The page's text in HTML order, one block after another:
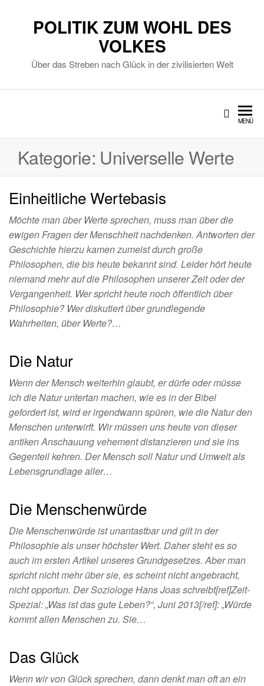
POLITIK ZUM WOHL DES
VOLKES
Über das Streben nach Glück in der zivilisierten Welt
MENÜ
Kategorie: Universelle Werte
Einheitliche Wertebasis
Möchte man über Werte sprechen, muss man über die
ewigen Fragen der Menschheit nachdenken. Antworten der
Geschichte hierzu kamen zumeist durch große
Philosophen, die bis heute bekannt sind. Leider hört heute
niemand mehr auf die Philosophen unserer Zeit oder der
Vergangenheit. Wer spricht heute noch öffentlich über
Philosophie? Wer diskutiert über grundlegende
Wahrheiten, über Werte?…
Die Natur
Wenn der Mensch weiterhin glaubt, er dürfe oder müsse
ich die Natur untertan machen, wie es in der Bibel
gefordert ist, wird er irgendwann spüren, wie die Natur den
Menschen unterwirft. Wir müssen uns heute von dieser
antiken Anschauung vehement distanzieren und sie ins
Gegenteil kehren. Der Mensch soll Natur und Umwelt als
Lebensgrundlage aller…
Die Menschenwürde
Die Menschenwürde ist unantastbar und gilt in der
Philosophie als unser höchster Wert. Daher steht es so
auch im ersten Artikel unseres Grundgesetzes. Aber man
spricht nicht mehr über sie, es scheint nicht angebracht,
nicht opportun. Der Soziologe Hans Joas schreibt[ref]Zeit-
Spezial: „Was ist das gute Leben?“, Juni 2013[/ref]: „Würde
kommt allen Menschen zu. Sie…
Das Glück
Wenn wir von Glück sprechen, dann denkt man oft an ein